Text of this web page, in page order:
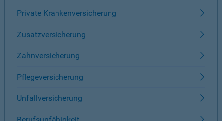
Private Krankenversicherung
Zusatzversicherung
Zahnversicherung
Pflegeversicherung
Unfallversicherung